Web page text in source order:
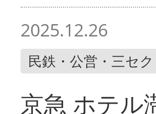
2025.12.26
民鉄・公営・三セク
京急 ホテル